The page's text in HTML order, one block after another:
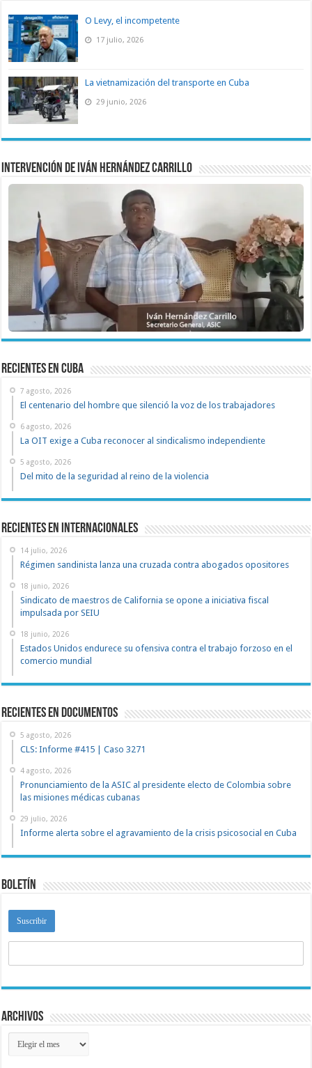
O Levy, el incompetente
17 julio, 2026
La vietnamización del transporte en Cuba
29 junio, 2026
Intervención de Iván Hernández Carrillo
recientes en cuba
7 agosto, 2026
El centenario del hombre que silenció la voz de los trabajadores
6 agosto, 2026
La OIT exige a Cuba reconocer al sindicalismo independiente
5 agosto, 2026
Del mito de la seguridad al reino de la violencia
Recientes en Internacionales
14 julio, 2026
Régimen sandinista lanza una cruzada contra abogados opositores
18 junio, 2026
Sindicato de maestros de California se opone a iniciativa fiscal
impulsada por SEIU
18 junio, 2026
Estados Unidos endurece su ofensiva contra el trabajo forzoso en el
comercio mundial
recientes en documentos
5 agosto, 2026
CLS: Informe #415 | Caso 3271
4 agosto, 2026
Pronunciamiento de la ASIC al presidente electo de Colombia sobre
las misiones médicas cubanas
29 julio, 2026
Informe alerta sobre el agravamiento de la crisis psicosocial en Cuba
Boletín
Archivos
Archivos